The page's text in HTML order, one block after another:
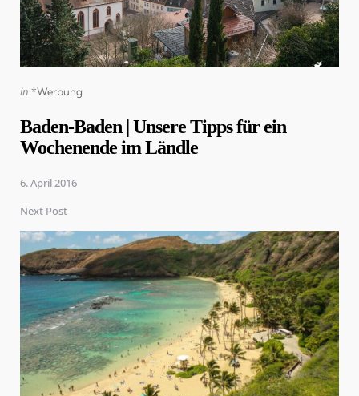
Posted
in *Werbung
Baden-Baden | Unsere Tipps für ein
Wochenende im Ländle
6. April 2016
Next Post